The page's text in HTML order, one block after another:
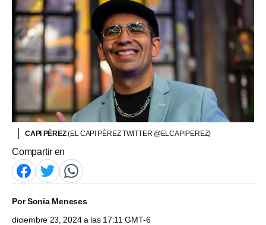
CAPI PÉREZ(EL CAPI PÉREZ TWITTER @ELCAPIPEREZ)
Compartir en
PorSonia Meneses
diciembre 23, 2024 a las 17:11 GMT-6